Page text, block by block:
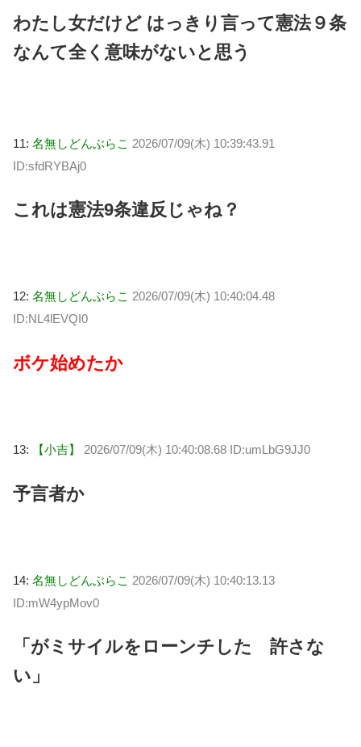
わたし女だけど はっきり言って憲法９条
なんて全く意味がないと思う
11: 名無しどんぶらこ 2026/07/09(木) 10:39:43.91
ID:sfdRYBAj0
これは憲法9条違反じゃね？
12: 名無しどんぶらこ 2026/07/09(木) 10:40:04.48
ID:NL4lEVQI0
ボケ始めたか
13: 【小吉】 2026/07/09(木) 10:40:08.68 ID:umLbG9JJ0
予言者か
14: 名無しどんぶらこ 2026/07/09(木) 10:40:13.13
ID:mW4ypMov0
「がミサイルをローンチした 許さな
い」